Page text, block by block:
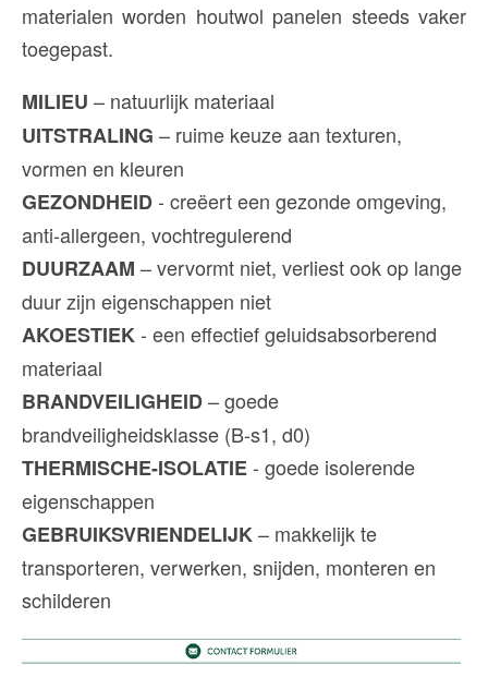
materialen worden houtwol panelen steeds vaker
toegepast.
MILIEU – natuurlijk materiaal
UITSTRALING – ruime keuze aan texturen,
vormen en kleuren
GEZONDHEID- creëert een gezonde omgeving,
anti-allergeen, vochtregulerend
DUURZAAM – vervormt niet, verliest ook op lange
duur zijn eigenschappen niet
AKOESTIEK- een effectief geluidsabsorberend
materiaal
BRANDVEILIGHEID– goede
brandveiligheidsklasse (B-s1, d0)
THERMISCHE-ISOLATIE- goede isolerende
eigenschappen
GEBRUIKSVRIENDELIJK– makkelijk te
transporteren, verwerken, snijden, monteren en
schilderen